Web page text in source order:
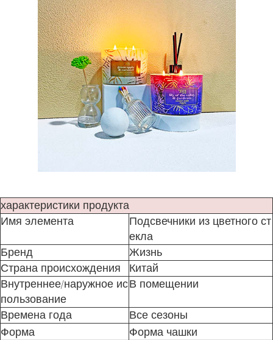
характеристики продукта
Имя элемента
Подсвечники из цветного ст
екла
Бренд
Жизнь
Страна происхождения
Китай
Внутреннее/наружное ис
пользование
В помещении
Времена года
Все сезоны
Форма
Форма чашки